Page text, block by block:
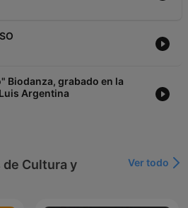
Biodanza, grabado en la
Argentina
Cultura y
Ver todo